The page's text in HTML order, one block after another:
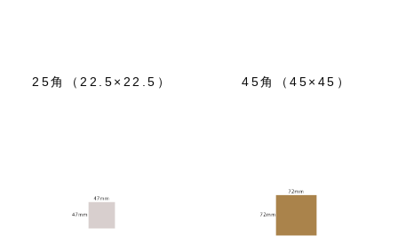
25角（22.5×22.5） 45角（45×45）